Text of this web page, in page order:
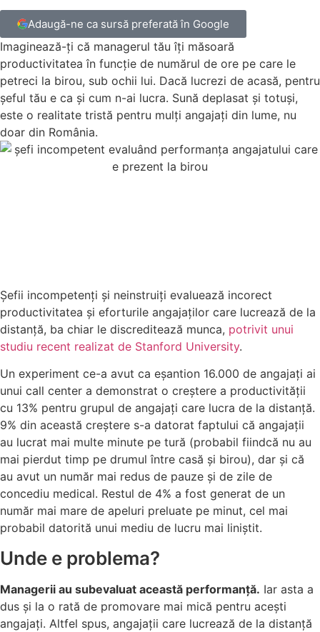
Adaugă-ne ca sursă preferată în Google
Imaginează-ți că managerul tău îți măsoară
productivitatea în funcție de numărul de ore pe care le
petreci la birou, sub ochii lui. Dacă lucrezi de acasă, pentru
șeful tău e ca și cum n-ai lucra. Sună deplasat și totuși,
este o realitate tristă pentru mulți angajați din lume, nu
doar din România.
Șefii incompetenți și neinstruiți evaluează incorect
productivitatea și eforturile angajaților care lucrează de la
distanță, ba chiar le discreditează munca, potrivit unui
studiu recent realizat de Stanford University.
Un experiment ce-a avut ca eșantion 16.000 de angajați ai
unui call center a demonstrat o creștere a productivității
cu 13% pentru grupul de angajați care lucra de la distanță.
9% din această creștere s-a datorat faptului că angajații
au lucrat mai multe minute pe tură (probabil fiindcă nu au
mai pierdut timp pe drumul între casă și birou), dar și că
au avut un număr mai redus de pauze și de zile de
concediu medical. Restul de 4% a fost generat de un
număr mai mare de apeluri preluate pe minut, cel mai
probabil datorită unui mediu de lucru mai liniștit.
Unde e problema?
Managerii au subevaluat această performanță. Iar asta a
dus și la o rată de promovare mai mică pentru acești
angajați. Altfel spus, angajații care lucrează de la distanță